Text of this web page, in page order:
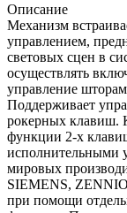
Описание
Механизм
управлением,
световых сцен в
осуществлять
управление
Поддерживает
рокерных клавиш.
функции 2-х
исполнительными
мировых
SIEMENS,
при помощи